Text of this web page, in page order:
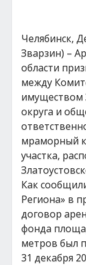
Челябинск,
Зварзин) –
области
между
имуществом
округа и
мраморный
участка,
Как
Региона» в
договор
фонда
метров был
31 декабря